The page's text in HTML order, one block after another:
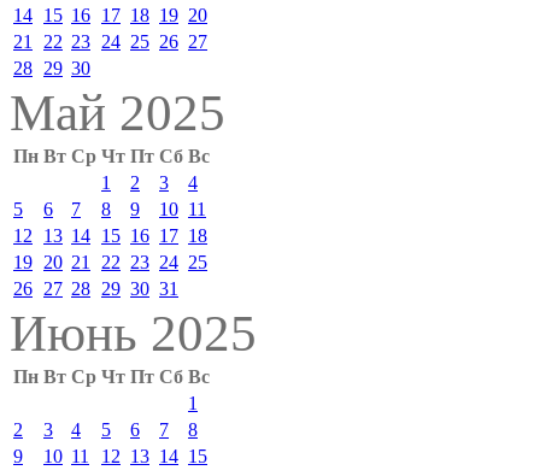
14 15 16 17 18 19 20
21
22 23 24 25 26 27
28 29 30
Май 2025
Пн Вт Ср Чт Пт Сб Вс
1
2 3
4
5
6 7 8 9 10 11
12
13 14 15 16 17 18
19 20 21 22 23 24 25
26 27 28 29 30 31
Июнь 2025
Пн Вт Ср Чт Пт Сб Вс
1
2
3 4 5 6 7
8
9
10 11 12 13 14 15